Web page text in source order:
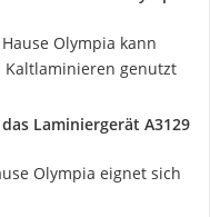
Olympia kann
Kaltlaminieren genutzt
Laminiergerät A3129
Olympia eignet sich